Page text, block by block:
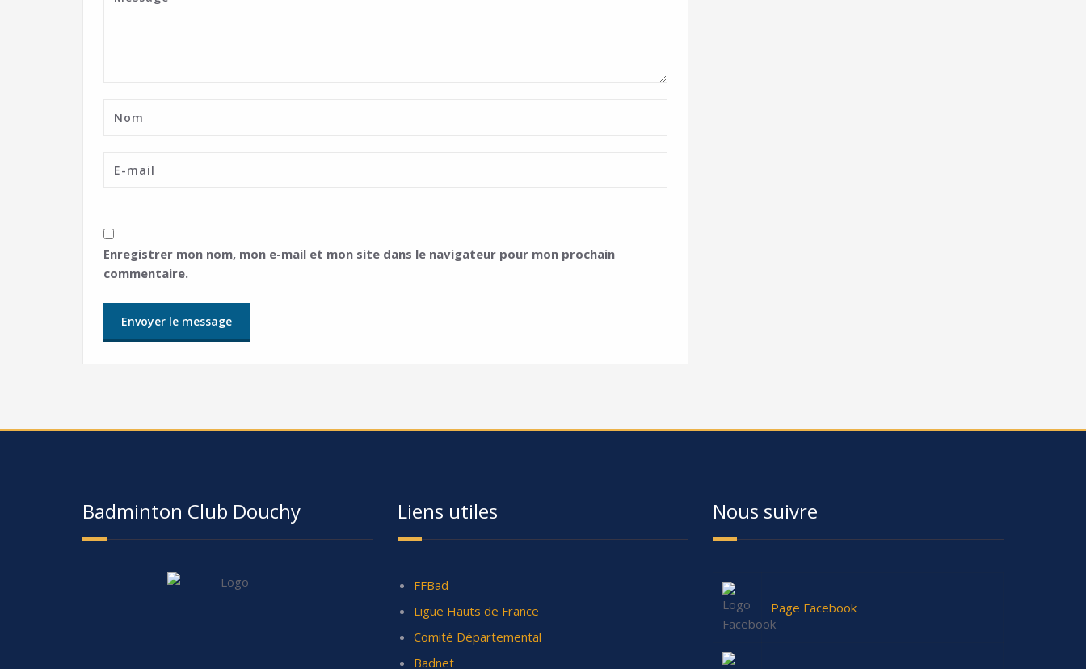
Enregistrer mon nom, mon e-mail et mon site dans le navigateur pour mon prochain
commentaire.
Badminton Club Douchy Liens utiles
FFBad
Ligue Hauts de France
Comité Départemental
Badnet
Nous suivre
Page Facebook